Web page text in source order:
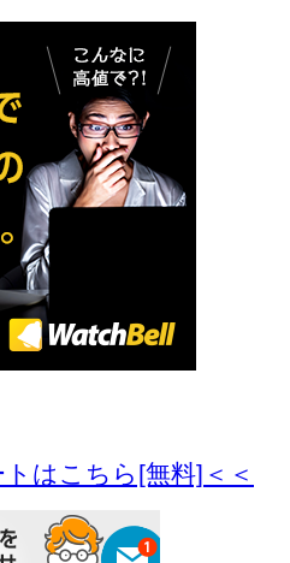
はこちら[無料]＜＜